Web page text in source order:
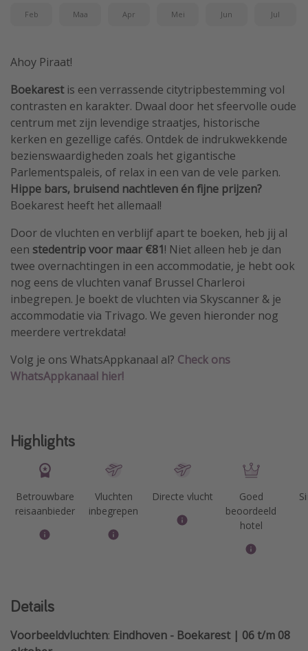
Strandvakantie in Nederland
Feb Maa Apr Mei Jun Jul
Ahoy Piraat!
Boekarestis een verrassende citytripbestemming vol
contrasten en karakter. Dwaal door het sfeervolle oude
centrum met zijn levendige straatjes, historische
kerken en gezellige cafés. Ontdek de indrukwekkende
bezienswaardigheden zoals het gigantische
Parlementspaleis, of relax in een van de vele parken.
Hippe bars, bruisend nachtleven én fijne prijzen?
Boekarest heeft het allemaal!
Door de vluchten en verblijf apart te boeken, heb jij al
een stedentrip voor maar €81! Niet alleen heb je dan
twee overnachtingen in een accommodatie, je hebt ook
nog eens de vluchten vanaf Brussel Charleroi
inbegrepen. Je boekt de vluchten via Skyscanner & je
accommodatie via Trivago. We geven hieronder nog
meerdere vertrekdata!
Volg je ons WhatsAppkanaal al? Check ons
WhatsAppkanaal hier!
Highlights
Betrouwbare
reisaanbieder
Vluchten
inbegrepen
Directe vlucht
Goed
beoordeeld
hotel
Details
Voorbeeldvluchten: Eindhoven - Boekarest | 06 t/m 08